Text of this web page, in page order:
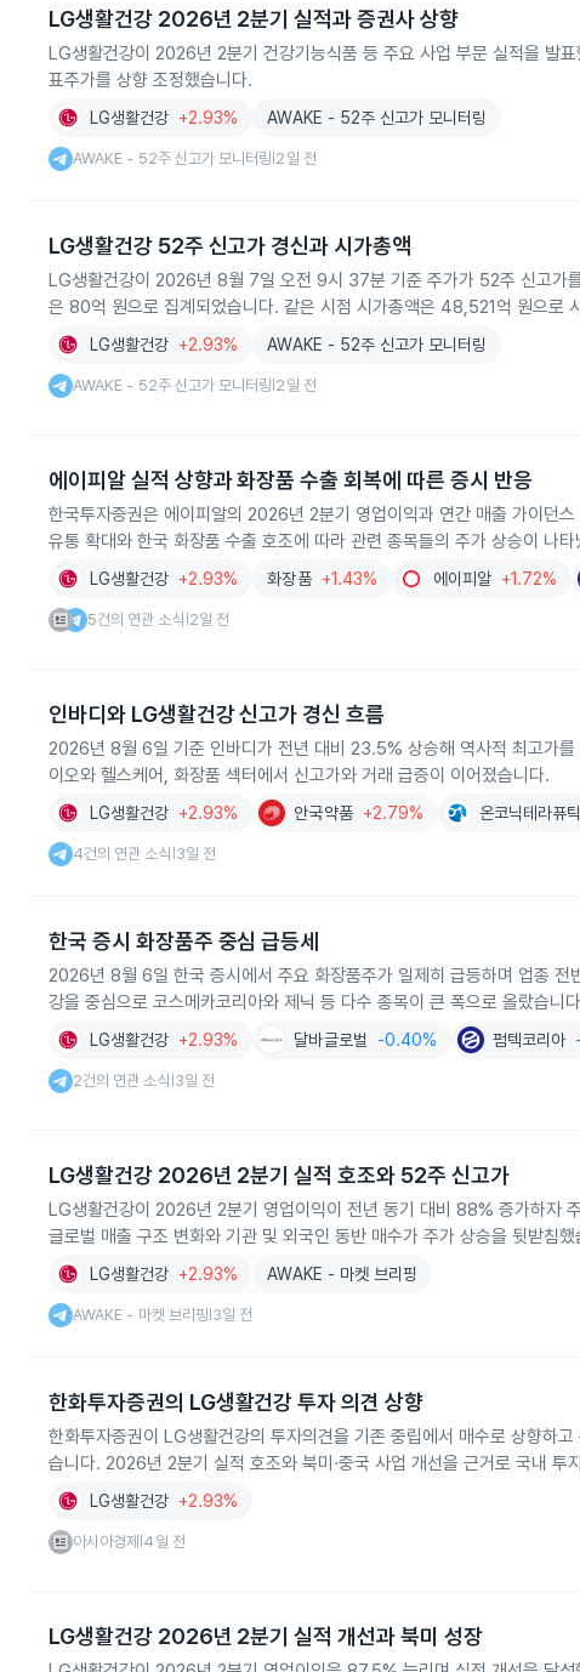
LG생활건강 2026년 2분기 실적과 증권사 상향
LG생활건강이 2026년 2분기 건강기능식품 등 주요 사업 부문 실적을 발
표주가를 상향 조정했습니다.
LG생활건강 +2.93% AWAKE - 52주 신고가 모니터링
AWAKE - 52주 신고가 모니터링 2일 전
LG생활건강 52주 신고가 경신과 시가총액
LG생활건강이 2026년 8월 7일 오전 9시 37분 기준 주가가 52주 신고가
은 80억 원으로 집계되었습니다. 같은 시점 시가총액은 48,521억 원으로
LG생활건강 +2.93% AWAKE - 52주 신고가 모니터링
AWAKE - 52주 신고가 모니터링 2일 전
에이피알 실적 상향과 화장품 수출 회복에 따른 증시 반응
한국투자증권은 에이피알의 2026년 2분기 영업이익과 연간 매출 가이던
유통 확대와 한국 화장품 수출 호조에 따라 관련 종목들의 주가 상승이 나타
LG생활건강 +2.93% 화장품 +1.43% 에이피알 +1.72%
5건의 연관 소식 2일 전
인바디와 LG생활건강 신고가 경신 흐름
2026년 8월 6일 기준 인바디가 전년 대비 23.5% 상승해 역사적 최고가
이오와 헬스케어, 화장품 섹터에서 신고가와 거래 급증이 이어졌습니다.
LG생활건강 +2.93% 안국약품 +2.79% 온코닉테라퓨
4건의 연관 소식 3일 전
한국 증시 화장품주 중심 급등세
2026년 8월 6일 한국 증시에서 주요 화장품주가 일제히 급등하며 업종 전
강을 중심으로 코스메카코리아와 제닉 등 다수 종목이 큰 폭으로 올랐습니
LG생활건강 +2.93% 달바글로벌 -0.40% 펌텍코리아
2건의 연관 소식 3일 전
LG생활건강 2026년 2분기 실적 호조와 52주 신고가
LG생활건강이 2026년 2분기 영업이익이 전년 동기 대비 88% 증가하자
글로벌 매출 구조 변화와 기관 및 외국인 동반 매수가 주가 상승을 뒷받침했
LG생활건강 +2.93% AWAKE - 마켓 브리핑
AWAKE - 마켓 브리핑 3일 전
한화투자증권의 LG생활건강 투자 의견 상향
한화투자증권이 LG생활건강의 투자의견을 기존 중립에서 매수로 상향하
습니다. 2026년 2분기 실적 호조와 북미·중국 사업 개선을 근거로 국내 투
LG생활건강 +2.93%
아시아경제 4일 전
LG생활건강 2026년 2분기 실적 개선과 북미 성장